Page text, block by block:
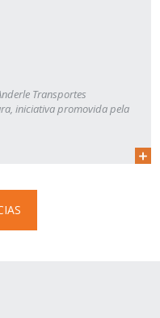
Transportes
iniciativa promovida pela